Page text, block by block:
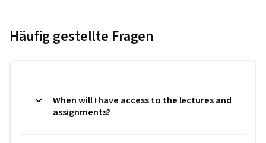
Häufig gestellte Fragen
When will I have access to the lectures and
assignments?